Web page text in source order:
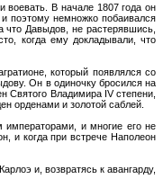
В начале 1807 года он
поэтому немножко побаивался
Давыдов, не растерявшись,
когда ему докладывали, что
который появлялся со
Он в одиночку бросился на
Святого Владимира IV степени,
орденами и золотой саблей.
и многие его не
и когда при встрече Наполеон
и, возвратясь к авангарду,